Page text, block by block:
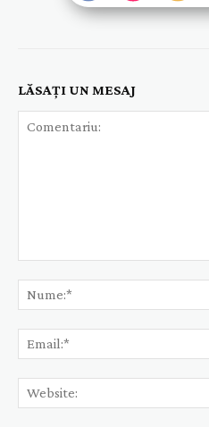
LĂSAȚI UN MESAJ